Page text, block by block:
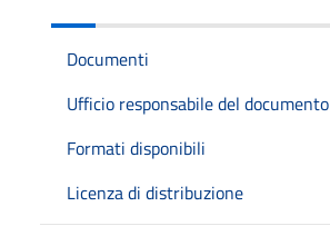
Documenti
Ufficio responsabile del documento
Formati disponibili
Licenza di distribuzione